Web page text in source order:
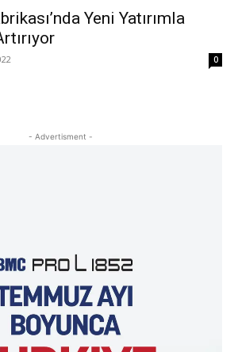
Yeni Yatırımla
0
- Advertisment -